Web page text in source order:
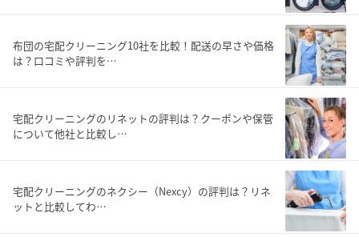
布団の宅配クリーニング10社を比較！配送の早さや価格
は？口コミや評判を…
宅配クリーニングのリネットの評判は？クーポンや保管
について他社と比較し…
宅配クリーニングのネクシー（Nexcy）の評判は？リネ
ットと比較してわ…